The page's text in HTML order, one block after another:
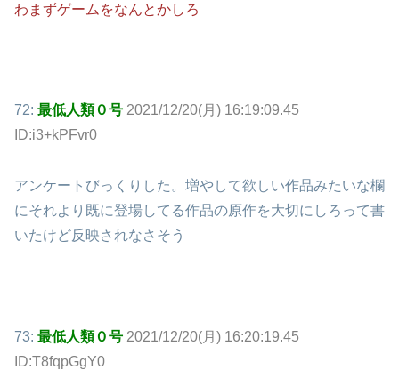
わまずゲームをなんとかしろ
72: 最低人類０号 2021/12/20(月) 16:19:09.45
ID:i3+kPFvr0
アンケートびっくりした。増やして欲しい作品みたいな欄
にそれより既に登場してる作品の原作を大切にしろって書
いたけど反映されなさそう
73: 最低人類０号 2021/12/20(月) 16:20:19.45
ID:T8fqpGgY0